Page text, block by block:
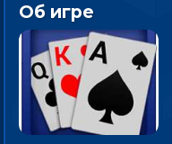
Об игре